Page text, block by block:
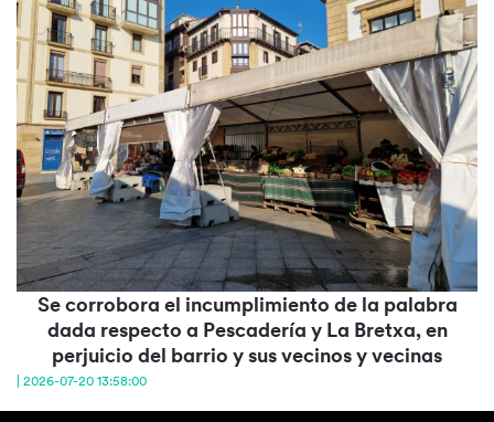
Se corrobora el incumplimiento de la palabra
dada respecto a Pescadería y La Bretxa, en
perjuicio del barrio y sus vecinos y vecinas
| 2026-07-20 13:58:00